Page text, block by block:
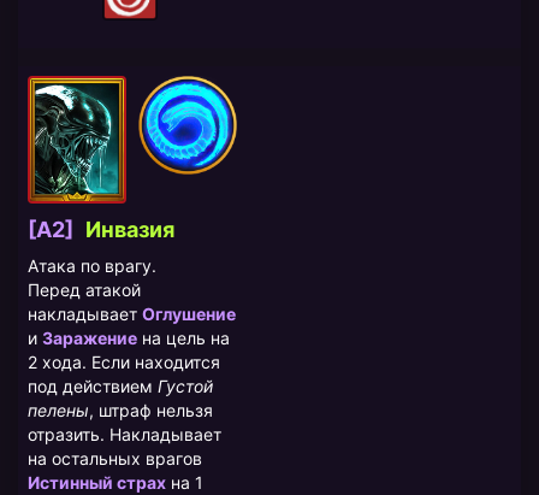
[A2] ​Инвазия
Атака по врагу.
Перед атакой
накладывает Оглушение
и Заражение на цель на
2 хода. Если находится
под действием Густой
пелены, штраф нельзя
отразить. Накладывает
на остальных врагов
Истинный страх на 1